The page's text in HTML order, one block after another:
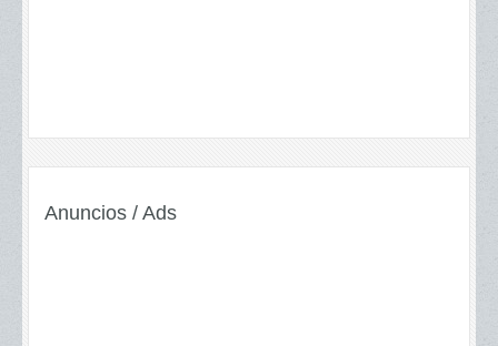
Anuncios / Ads